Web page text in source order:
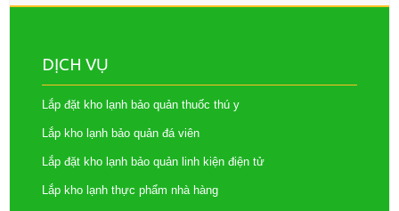
DỊCH VỤ
Lắp đặt kho lạnh bảo quản thuốc thú y
Lắp kho lạnh bảo quản đá viên
Lắp đặt kho lạnh bảo quản linh kiện điện tử
Lắp kho lạnh thực phẩm nhà hàng